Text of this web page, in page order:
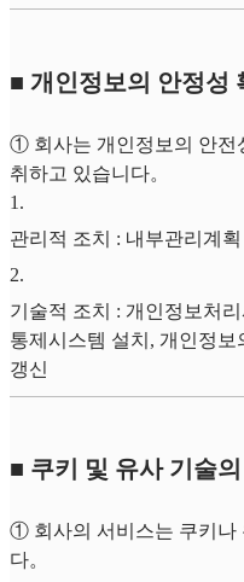
■ 개인정보의 안정성
① 회사는 개인정보의 안전
취하고 있습니다。
1 .
관리적 조치 : 내부관리계
2.
기술적 조치 : 개인정보처
통제시스템 설치, 개인정
갱신
■ 쿠키 및 유사 기술
① 회사의 서비스는 쿠키나
다。